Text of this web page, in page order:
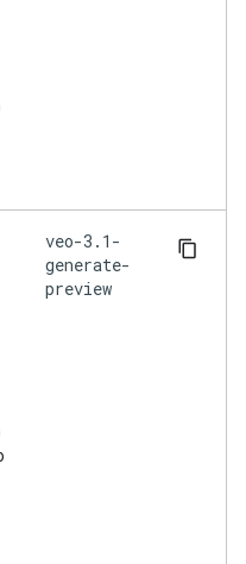
veo-3.1-
generate-
preview